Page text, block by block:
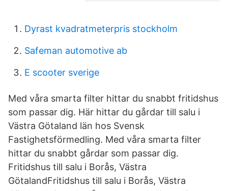
Dyrast kvadratmeterpris stockholm
Safeman automotive ab
E scooter sverige
Med våra smarta filter hittar du snabbt fritidshus
som passar dig. Här hittar du gårdar till salu i
Västra Götaland län hos Svensk
Fastighetsförmedling. Med våra smarta filter
hittar du snabbt gårdar som passar dig.
Fritidshus till salu i Borås, Västra
GötalandFritidshus till salu i Borås, Västra